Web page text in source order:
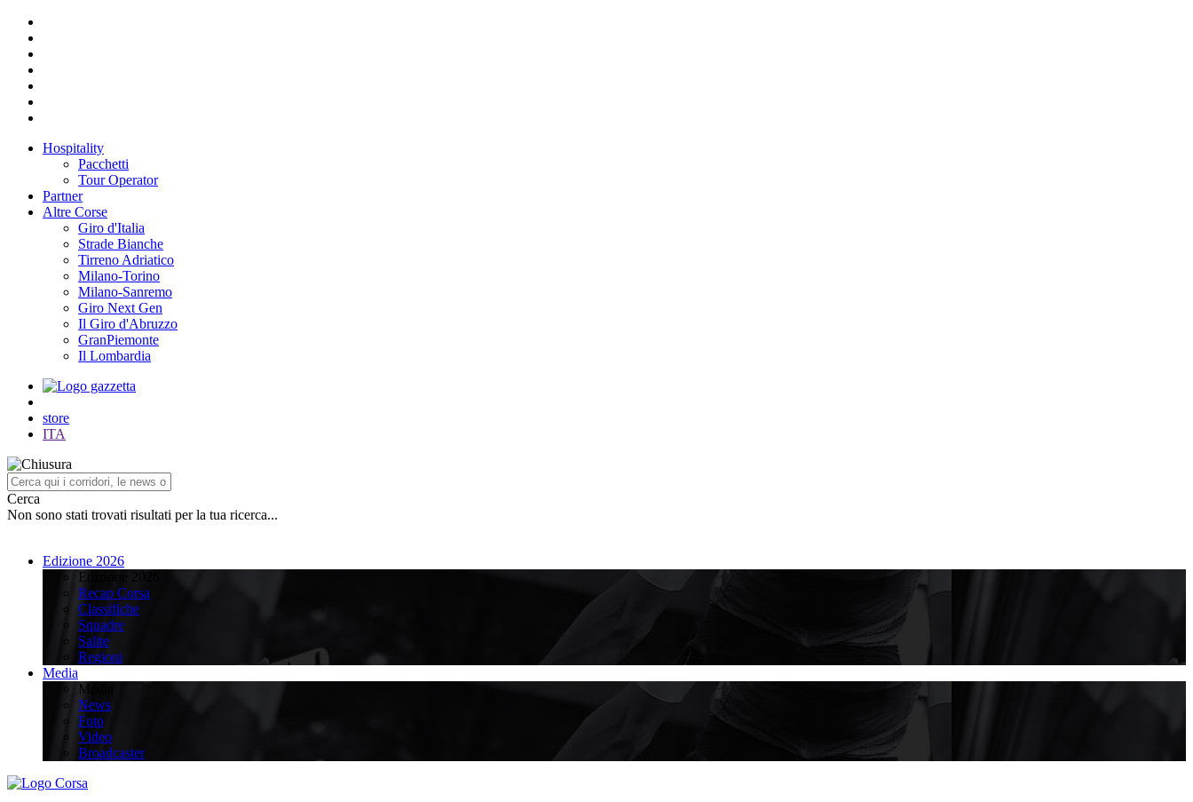
Hospitality
Pacchetti
Tour Operator
Partner
Altre Corse
Giro d'Italia
Strade Bianche
Tirreno Adriatico
Milano-Torino
Milano-Sanremo
Giro Next Gen
Il Giro d'Abruzzo
GranPiemonte
Il Lombardia
store
ITA
Cerca
Non sono stati trovati risultati per la tua ricerca...
Edizione 2026
Edizione 2026
Recap Corsa
Classifiche
Squadre
Salite
Regioni
Media
Media
News
Foto
Video
Broadcaster